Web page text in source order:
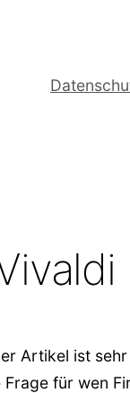
Artikel ist
für wen